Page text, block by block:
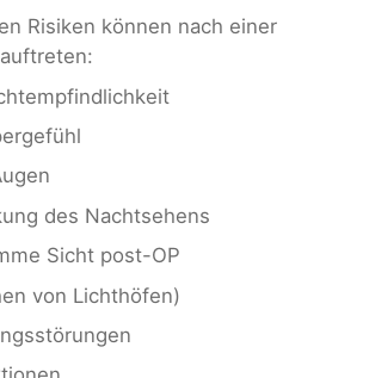
Risiken können nach einer
des Nachtsehens
Sicht post-OP
von Lichthöfen)